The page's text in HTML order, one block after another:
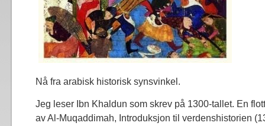
Nå fra arabisk historisk synsvinkel.
Jeg leser Ibn Khaldun som skrev på 1300-tallet. En
av Al-Muqaddimah, Introduksjon til verdenshistorien